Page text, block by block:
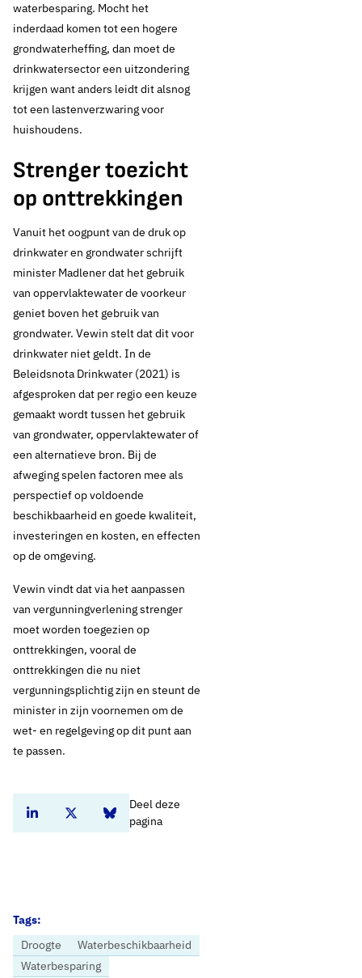
Home Nieuws
waterbesparing. Mocht het
inderdaad komen tot een hogere
grondwaterheffing, dan moet de
drinkwatersector een uitzondering
krijgen want anders leidt dit alsnog
tot een lastenverzwaring voor
huishoudens.
Strenger toezicht
op onttrekkingen
Vanuit het oogpunt van de druk op
drinkwater en grondwater schrijft
minister Madlener dat het gebruik
van oppervlaktewater de voorkeur
geniet boven het gebruik van
grondwater. Vewin stelt dat dit voor
drinkwater niet geldt. In de
Beleidsnota Drinkwater (2021) is
afgesproken dat per regio een keuze
gemaakt wordt tussen het gebruik
van grondwater, oppervlaktewater of
een alternatieve bron. Bij de
afweging spelen factoren mee als
perspectief op voldoende
beschikbaarheid en goede kwaliteit,
investeringen en kosten, en effecten
op de omgeving.
Vewin vindt dat via het aanpassen
van vergunningverlening strenger
moet worden toegezien op
onttrekkingen, vooral de
onttrekkingen die nu niet
vergunningsplichtig zijn en steunt de
minister in zijn voornemen om de
wet- en regelgeving op dit punt aan
te passen.
Deel deze
pagina
Deel dit artikel op Linkedin
Deel dit artikel op Twitter
Deel dit artikel op Bluesky
Tags:
Droogte
Waterbeschikbaarheid
Waterbesparing